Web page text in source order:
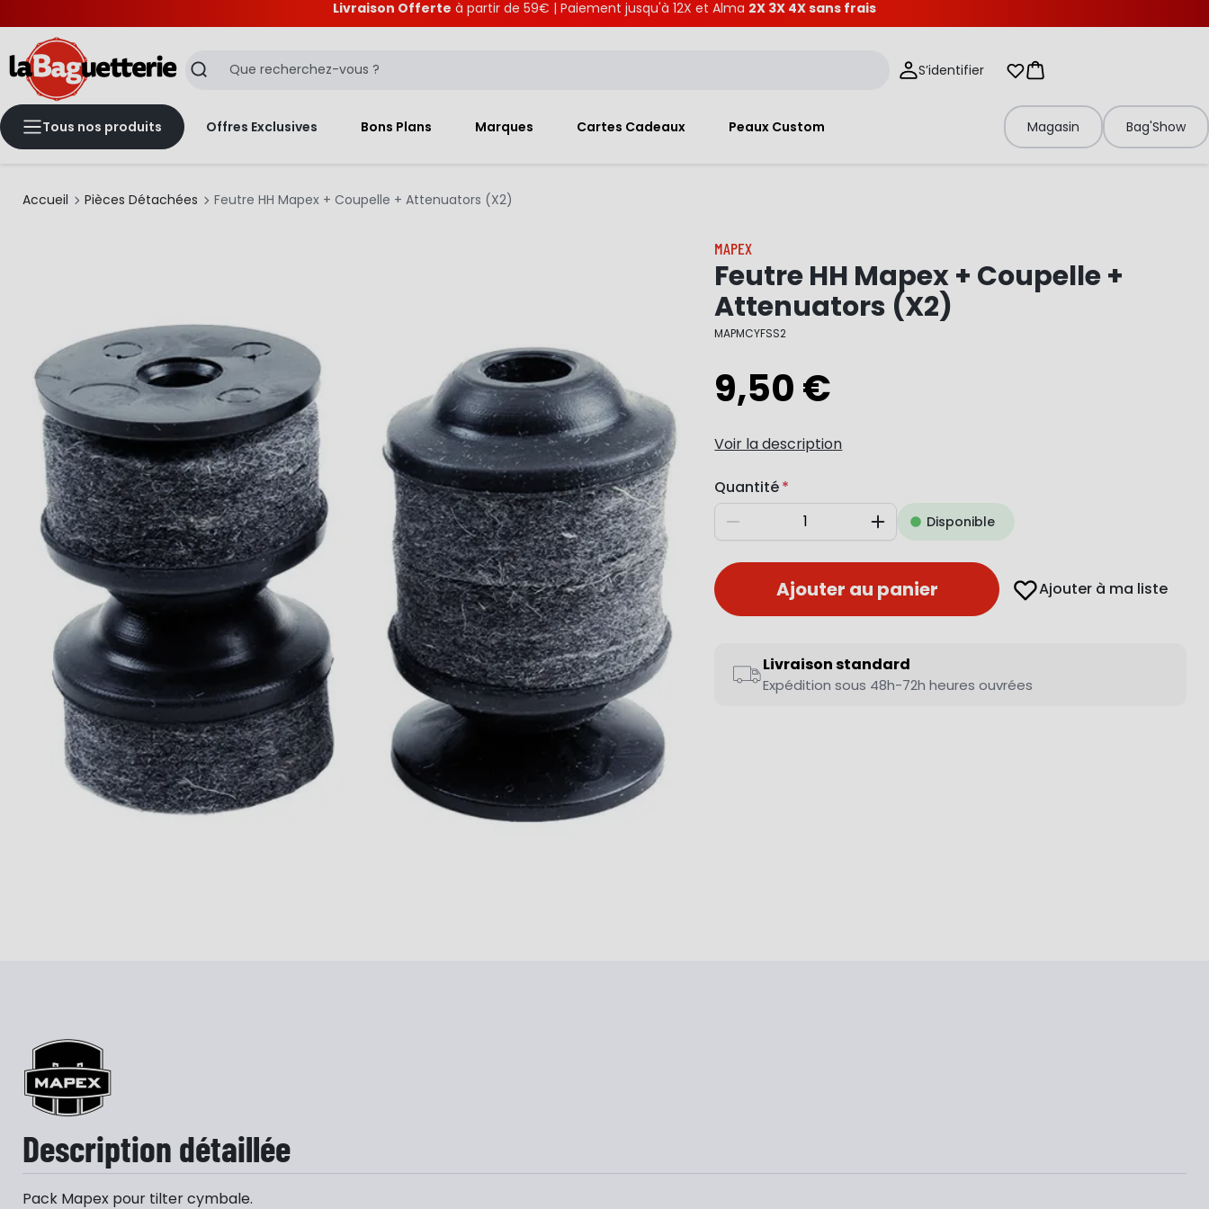
Livraison Offerte à partir de 59€ | Paiement jusqu'à 12X et Alma 2X 3X 4X sans frais
Recherche S’identifier Mes listes d'envies
Panier
Tous nos produits Offres Exclusives Bons Plans Marques Cartes Cadeaux Peaux Custom Magasin Bag'Show
Accueil Pièces Détachées Feutre HH Mapex + Coupelle + Attenuators (X2)
MAPEX
Feutre HH Mapex + Coupelle +
Attenuators (X2)
MAPMCYFSS2
9,50 €
Voir la description
Quantité
Diminuer AugmenterDisponible
Ajouter au panier Ajouter à ma liste
Livraison standard
Expédition sous 48h-72h heures ouvrées
Description détaillée
Pack Mapex pour tilter cymbale.